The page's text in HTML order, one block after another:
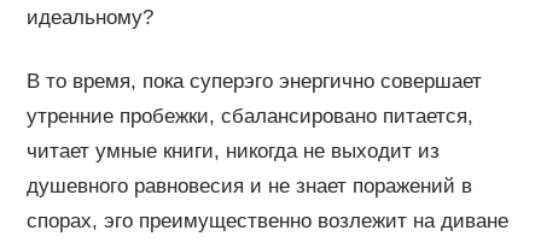
идеальному?
В то время, пока суперэго энергично совершает
утренние пробежки, сбалансировано питается,
читает умные книги, никогда не выходит из
душевного равновесия и не знает поражений в
спорах, эго преимущественно возлежит на диване